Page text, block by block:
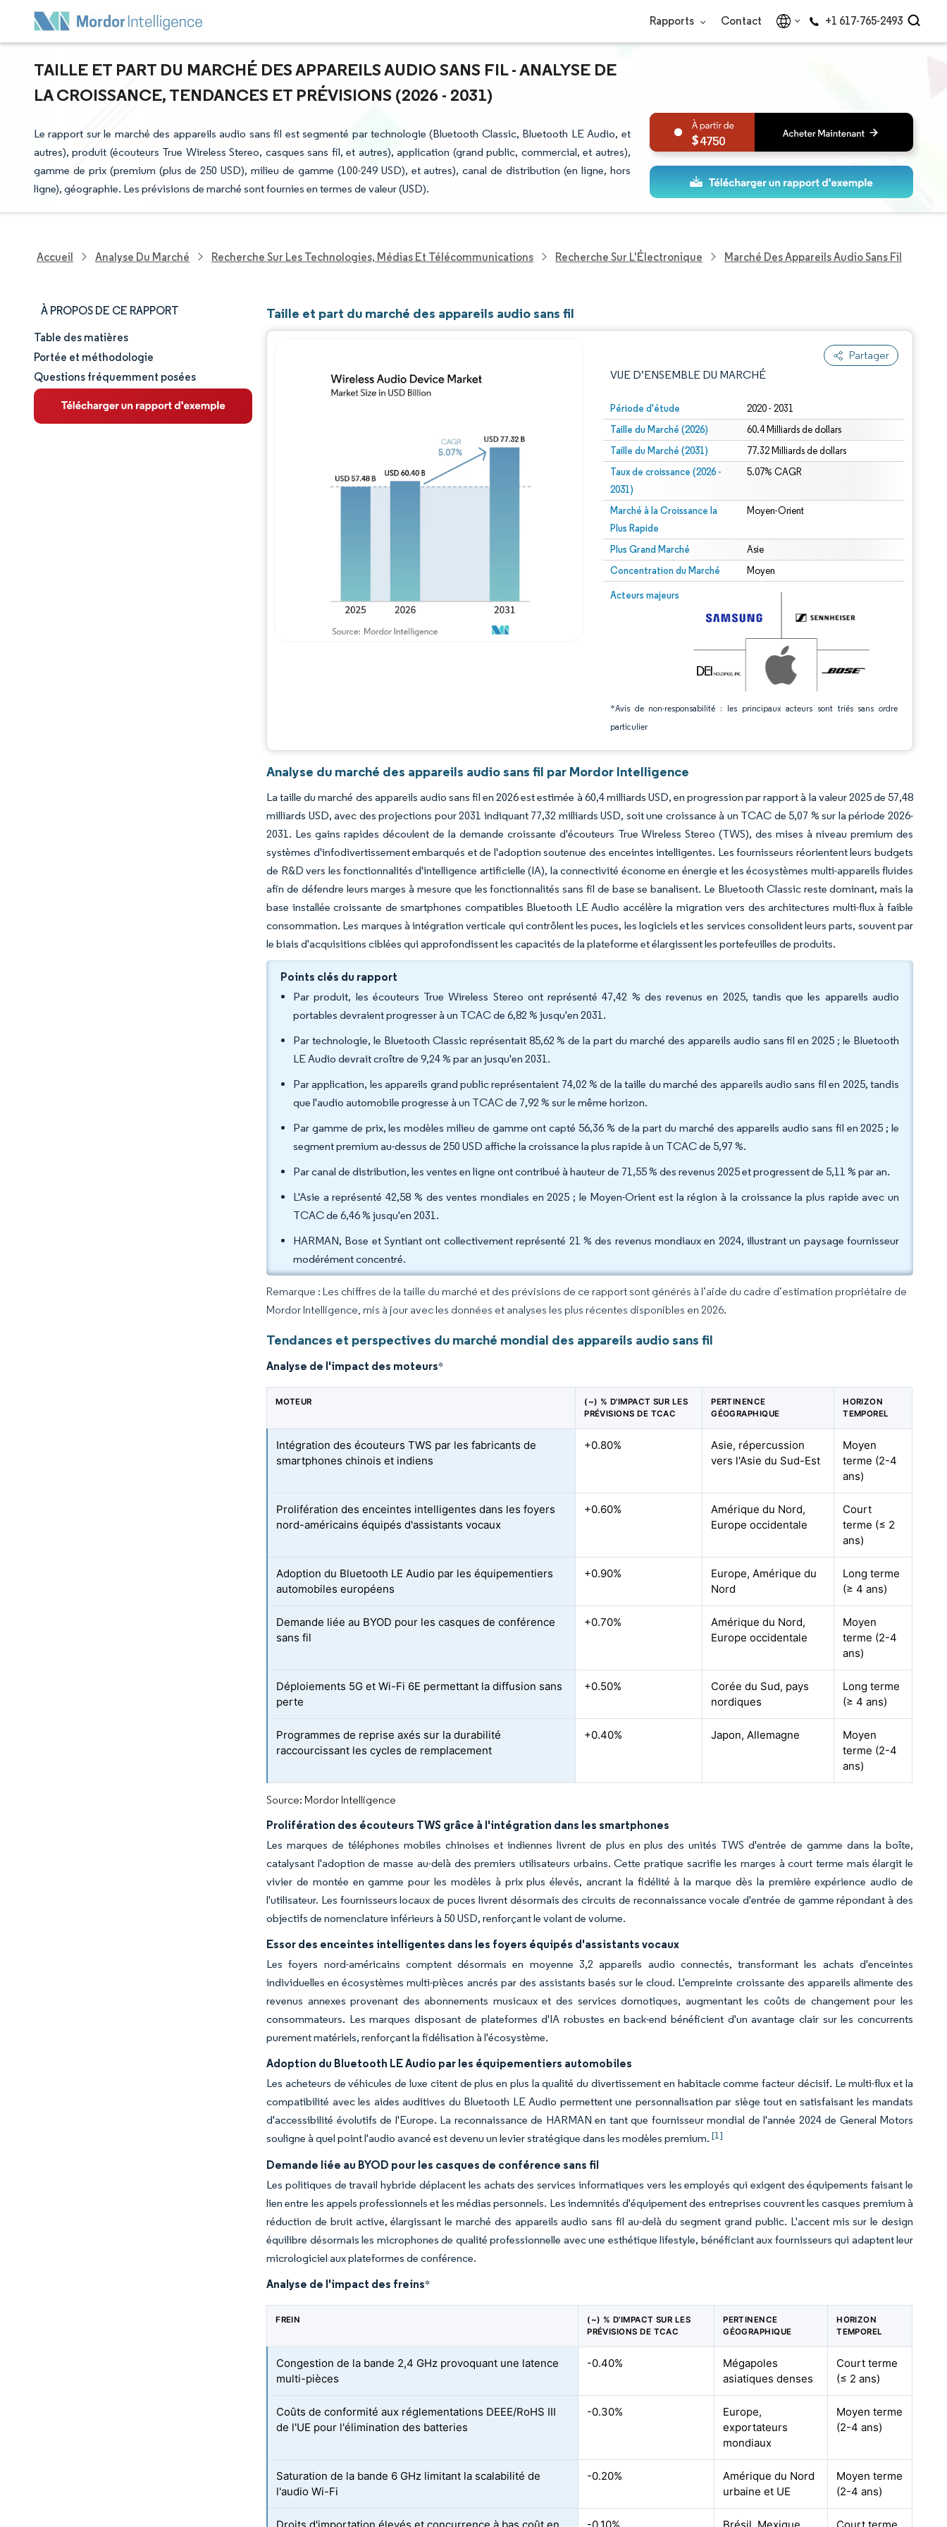
Rapports Contact +1 617-765-2493
TAILLE ET PART DU MARCHÉ DES APPAREILS AUDIO SANS FIL - ANALYSE DE
LA CROISSANCE, TENDANCES ET PRÉVISIONS (2026 - 2031)
Le rapport sur le marché des appareils audio sans fil est segmenté par technologie (Bluetooth Classic, Bluetooth LE Audio, et
autres), produit (écouteurs True Wireless Stereo, casques sans fil, et autres), application (grand public, commercial, et autres),
gamme de prix (premium (plus de 250 USD), milieu de gamme (100-249 USD), et autres), canal de distribution (en ligne, hors
ligne), géographie. Les prévisions de marché sont fournies en termes de valeur (USD).
4750
Accueil Analyse Du Marché Recherche Sur Les Technologies, Médias Et Télécommunications Recherche Sur L'Électronique Marché Des Appareils Audio Sans Fil
À PROPOS DE CE RAPPORT
Taille et part de marché
Analyse du marché
Tendances et perspectives
Table des matières
Portée et méthodologie
Questions fréquemment posées
Taille et part du marché des appareils audio sans fil
Partager
VUE D’ENSEMBLE DU MARCHÉ
Période d'étude 2020 - 2031
Taille du Marché (2026) 60.4 Milliards de dollars
Taille du Marché (2031) 77.32 Milliards de dollars
Taux de croissance (2026 -
2031)
5.07% CAGR
Marché à la Croissance la
Plus Rapide
Moyen-Orient
Plus Grand Marché Asie
Concentration du Marché Moyen
Acteurs majeurs
*Avis de non-responsabilité : les principaux acteurs sont triés sans ordre
particulier
Image © Mordor Intelligence. La réutilisation nécessite une attribution sous CC BY 4.0.
Image © Mordor Intelligence. La réutilisation nécessite une attribution sous CC BY 4.0.
Analyse du marché des appareils audio sans fil par Mordor Intelligence
La taille du marché des appareils audio sans fil en 2026 est estimée à 60,4 milliards USD, en progression par rapport à la valeur 2025 de 57,48
milliards USD, avec des projections pour 2031 indiquant 77,32 milliards USD, soit une croissance à un TCAC de 5,07 % sur la période 2026-
2031. Les gains rapides découlent de la demande croissante d'écouteurs True Wireless Stereo (TWS), des mises à niveau premium des
systèmes d'infodivertissement embarqués et de l'adoption soutenue des enceintes intelligentes. Les fournisseurs réorientent leurs budgets
de R&D vers les fonctionnalités d'intelligence artificielle (IA), la connectivité économe en énergie et les écosystèmes multi-appareils fluides
afin de défendre leurs marges à mesure que les fonctionnalités sans fil de base se banalisent. Le Bluetooth Classic reste dominant, mais la
base installée croissante de smartphones compatibles Bluetooth LE Audio accélère la migration vers des architectures multi-flux à faible
consommation. Les marques à intégration verticale qui contrôlent les puces, les logiciels et les services consolident leurs parts, souvent par
le biais d'acquisitions ciblées qui approfondissent les capacités de la plateforme et élargissent les portefeuilles de produits.
Points clés du rapport
Par produit, les écouteurs True Wireless Stereo ont représenté 47,42 % des revenus en 2025, tandis que les appareils audio
portables devraient progresser à un TCAC de 6,82 % jusqu'en 2031.
Par technologie, le Bluetooth Classic représentait 85,62 % de la part du marché des appareils audio sans fil en 2025 ; le Bluetooth
LE Audio devrait croître de 9,24 % par an jusqu'en 2031.
Par application, les appareils grand public représentaient 74,02 % de la taille du marché des appareils audio sans fil en 2025, tandis
que l'audio automobile progresse à un TCAC de 7,92 % sur le même horizon.
Par gamme de prix, les modèles milieu de gamme ont capté 56,36 % de la part du marché des appareils audio sans fil en 2025 ; le
segment premium au-dessus de 250 USD affiche la croissance la plus rapide à un TCAC de 5,97 %.
Par canal de distribution, les ventes en ligne ont contribué à hauteur de 71,55 % des revenus 2025 et progressent de 5,11 % par an.
L'Asie a représenté 42,58 % des ventes mondiales en 2025 ; le Moyen-Orient est la région à la croissance la plus rapide avec un
TCAC de 6,46 % jusqu'en 2031.
HARMAN, Bose et Syntiant ont collectivement représenté 21 % des revenus mondiaux en 2024, illustrant un paysage fournisseur
modérément concentré.
Remarque : Les chiffres de la taille du marché et des prévisions de ce rapport sont générés à l’aide du cadre d’estimation propriétaire de
Mordor Intelligence, mis à jour avec les données et analyses les plus récentes disponibles en 2026.
Tendances et perspectives du marché mondial des appareils audio sans fil
Analyse de l'impact des moteurs*
MOTEUR
(~) % D'IMPACT SUR LES
PRÉVISIONS DE TCAC
PERTINENCE
GÉOGRAPHIQUE
HORIZON
TEMPOREL
Intégration des écouteurs TWS par les fabricants de
smartphones chinois et indiens
+0.80%
Asie, répercussion
vers l'Asie du Sud-Est
Moyen
terme (2-4
ans)
Prolifération des enceintes intelligentes dans les foyers
nord-américains équipés d'assistants vocaux
+0.60%
Amérique du Nord,
Europe occidentale
Court
terme (≤ 2
ans)
Adoption du Bluetooth LE Audio par les équipementiers
automobiles européens
+0.90%
Europe, Amérique du
Nord
Long terme
(≥ 4 ans)
Demande liée au BYOD pour les casques de conférence
sans fil
+0.70%
Amérique du Nord,
Europe occidentale
Moyen
terme (2-4
ans)
Déploiements 5G et Wi-Fi 6E permettant la diffusion sans
perte
+0.50%
Corée du Sud, pays
nordiques
Long terme
(≥ 4 ans)
Programmes de reprise axés sur la durabilité
raccourcissant les cycles de remplacement
+0.40% Japon, Allemagne
Moyen
terme (2-4
ans)
Source: Mordor Intelligence
Prolifération des écouteurs TWS grâce à l'intégration dans les smartphones
Les marques de téléphones mobiles chinoises et indiennes livrent de plus en plus des unités TWS d'entrée de gamme dans la boîte,
catalysant l'adoption de masse au-delà des premiers utilisateurs urbains. Cette pratique sacrifie les marges à court terme mais élargit le
vivier de montée en gamme pour les modèles à prix plus élevés, ancrant la fidélité à la marque dès la première expérience audio de
l'utilisateur. Les fournisseurs locaux de puces livrent désormais des circuits de reconnaissance vocale d'entrée de gamme répondant à des
objectifs de nomenclature inférieurs à 50 USD, renforçant le volant de volume.
Essor des enceintes intelligentes dans les foyers équipés d'assistants vocaux
Les foyers nord-américains comptent désormais en moyenne 3,2 appareils audio connectés, transformant les achats d'enceintes
individuelles en écosystèmes multi-pièces ancrés par des assistants basés sur le cloud. L'empreinte croissante des appareils alimente des
revenus annexes provenant des abonnements musicaux et des services domotiques, augmentant les coûts de changement pour les
consommateurs. Les marques disposant de plateformes d'IA robustes en back-end bénéficient d'un avantage clair sur les concurrents
purement matériels, renforçant la fidélisation à l'écosystème.
Adoption du Bluetooth LE Audio par les équipementiers automobiles
Les acheteurs de véhicules de luxe citent de plus en plus la qualité du divertissement en habitacle comme facteur décisif. Le multi-flux et la
compatibilité avec les aides auditives du Bluetooth LE Audio permettent une personnalisation par siège tout en satisfaisant les mandats
d'accessibilité évolutifs de l'Europe. La reconnaissance de HARMAN en tant que fournisseur mondial de l'année 2024 de General Motors
souligne à quel point l'audio avancé est devenu un levier stratégique dans les modèles premium.[1]
Demande liée au BYOD pour les casques de conférence sans fil
Les politiques de travail hybride déplacent les achats des services informatiques vers les employés qui exigent des équipements faisant le
lien entre les appels professionnels et les médias personnels. Les indemnités d'équipement des entreprises couvrent les casques premium à
réduction de bruit active, élargissant le marché des appareils audio sans fil au-delà du segment grand public. L'accent mis sur le design
équilibre désormais les microphones de qualité professionnelle avec une esthétique lifestyle, bénéficiant aux fournisseurs qui adaptent leur
micrologiciel aux plateformes de conférence.
Analyse de l'impact des freins*
FREIN
(~) % D'IMPACT SUR LES
PRÉVISIONS DE TCAC
PERTINENCE
GÉOGRAPHIQUE
HORIZON
TEMPOREL
Congestion de la bande 2,4 GHz provoquant une latence
multi-pièces
-0.40%
Mégapoles
asiatiques denses
Court terme
(≤ 2 ans)
Coûts de conformité aux réglementations DEEE/RoHS III
de l'UE pour l'élimination des batteries
-0.30%
Europe,
exportateurs
mondiaux
Moyen terme
(2-4 ans)
Saturation de la bande 6 GHz limitant la scalabilité de
l'audio Wi-Fi
-0.20%
Amérique du Nord
urbaine et UE
Moyen terme
(2-4 ans)